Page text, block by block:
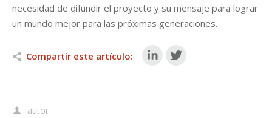
necesidad de difundir el proyecto y su mensaje para lograr
un mundo mejor para las próximas generaciones.
Compartir este artículo:
autor